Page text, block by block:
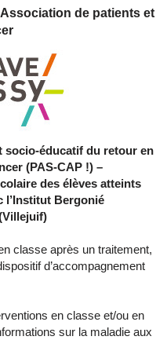
de patients et
socio-éducatif du retour en
(PAS-CAP !) –
des élèves atteints
l’Institut Bergonié
classe après un traitement,
d’accompagnement
en classe et/ou en
sur la maladie aux